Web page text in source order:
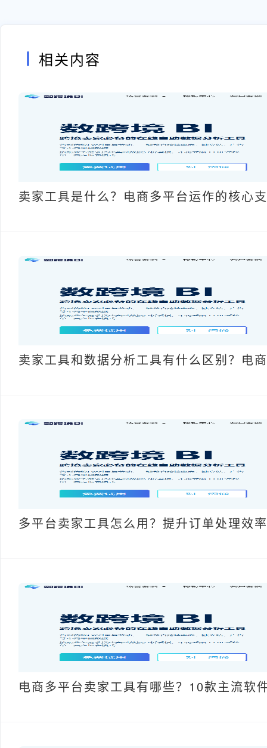
相关内容
卖家工具是什么？电商多平台运作的核心
卖家工具和数据分析工具有什么区别？电
多平台卖家工具怎么用？提升订单处理效
电商多平台卖家工具有哪些？10款主流软